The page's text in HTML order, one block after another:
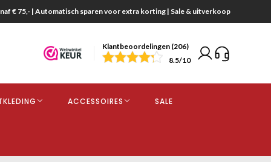
€ 75,- | Automatisch sparen voor extra korting | Sale & uitverkoop
Klantbeoordelingen (206)
8.5/10
ACCESSOIRES SALE